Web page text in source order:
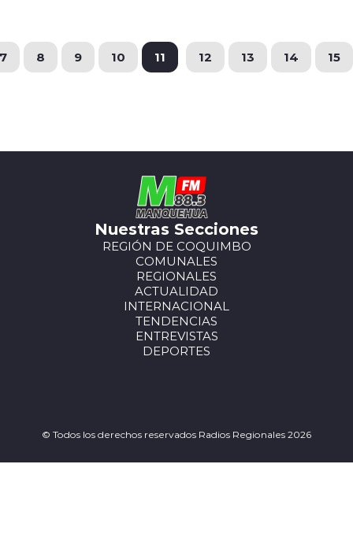
7 8 9 10 11 12 13 14 15
Nuestras Secciones
REGIÓN DE COQUIMBO
COMUNALES
REGIONALES
ACTUALIDAD
INTERNACIONAL
TENDENCIAS
ENTREVISTAS
DEPORTES
© Todos los derechos reservados Radios Regionales 2026